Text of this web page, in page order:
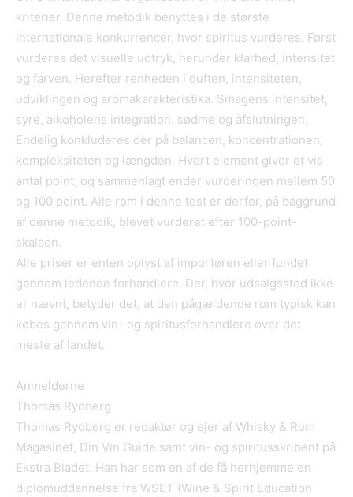
kriterier. Denne metodik benyttes i de største
internationale konkurrencer, hvor spiritus vurderes. Først
vurderes det visuelle udtryk, herunder klarhed, intensitet
og farven. Herefter renheden i duften, intensiteten,
udviklingen og aromakarakteristika. Smagens intensitet,
syre, alkoholens integration, sødme og afslutningen.
Endelig konkluderes der på balancen, koncentrationen,
kompleksiteten og længden. Hvert element giver et vis
antal point, og sammenlagt ender vurderingen mellem 50
og 100 point. Alle rom i denne test er derfor, på baggrund
af denne metodik, blevet vurderet efter 100-point-
skalaen.
Alle priser er enten oplyst af importøren eller fundet
gennem ledende forhandlere. Der, hvor udsalgssted ikke
er nævnt, betyder det, at den pågældende rom typisk kan
købes gennem vin- og spiritusforhandlere over det
meste af landet.
Anmelderne
Thomas Rydberg
Thomas Rydberg er redaktør og ejer af Whisky & Rom
Magasinet, Din Vin Guide samt vin- og spiritusskribent på
Ekstra Bladet. Han har som en af de få herhjemme en
diplomuddannelse fra WSET (Wine & Spirit Education